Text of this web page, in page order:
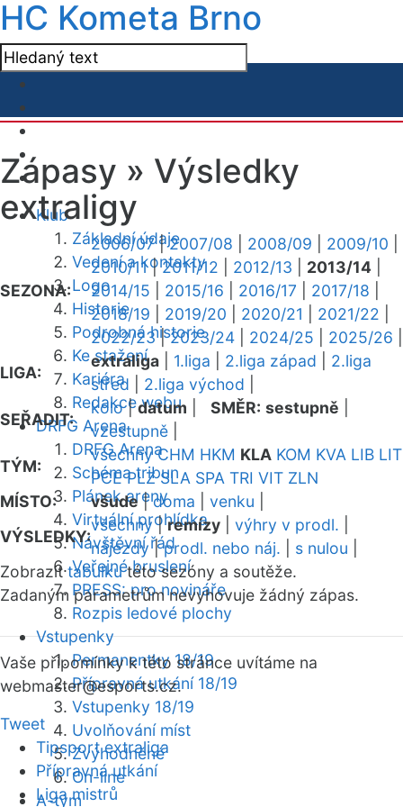
HC Kometa Brno
Klub
Základní údaje
Vedení a kontakty
Logo
Historie
Podrobná historie
Ke stažení
Kariéra
Redakce webu
DRFG Arena
DRFG Arena
Schéma tribun
Plánek areny
Virtuální prohlídka
Návštěvní řád
Veřejné bruslení
PRESS: pro novináře
Rozpis ledové plochy
Vstupenky
Permanentky 18/19
Přípravná utkání 18/19
Vstupenky 18/19
Uvolňování míst
Zvýhodněné
On-line
A-tým
Zápasy » Výsledky
extraligy
SEZONA:
2006/07|2007/08 2008/09 2009/10
2010/11|2011/12 2012/13 2013/14
2014/15
2015/16 2016/17 2017/18
2018/19
2019/20 2020/21 2021/22
2022/23|2023/24 2024/25 2025/26
LIGA:
extraliga 1.liga 2.liga západ
2.liga
střed
2.liga východ
SEŘADIT:
kolo|datum SMĚR: sestupně
vzestupně
TÝM:
všechny CHM HKM KLA KOM KVA LIB LIT
PCE PLZ SLA SPA TRI VIT ZLN
MÍSTO:
všude|doma venku
VÝSLEDKY:
všechny|remízy výhry v prodl.
nájezdy|prodl. nebo náj. s nulou
Zobrazittabulkutéto sezóny a soutěže.
Zadaným parametrům nevyhovuje žádný zápas.
Vaše připomínky k této stránce uvítáme na
webmaster@esports.cz.
Tweet
Tipsport extraliga
Přípravná utkání
Liga mistrů